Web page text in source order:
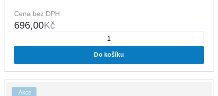
Cena bez DPH
696,00Kč
Do košíku
Akce